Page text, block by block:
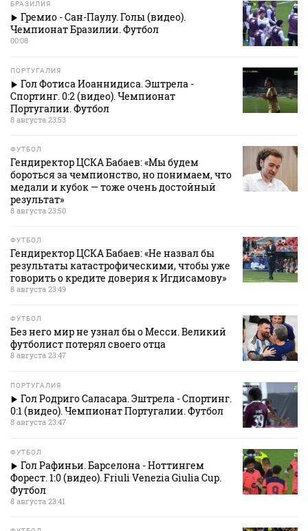
БРАЗИЛИЯ
Гремио - Сан-Паулу. Голы (видео).
Чемпионат Бразилии. Футбол
00:08
ПОРТУГАЛИЯ
Гол Фотиса Иоаннидиса. Эштрела -
Спортинг. 0:2 (видео). Чемпионат
Португалии. Футбол
8 августа 23:53
ФУТБОЛ
Гендиректор ЦСКА Бабаев: «Мы будем
бороться за чемпионство, но понимаем, что
медали и кубок — тоже очень достойный
результат»
8 августа 23:50
ФУТБОЛ
Гендиректор ЦСКА Бабаев: «Не назвал бы
результаты катастрофическими, чтобы уже
говорить о кредите доверия к Игдисамову»
8 августа 23:49
ФУТБОЛ
Без него мир не узнал бы о Месси. Великий
футболист потерял своего отца
8 августа 23:47
ПОРТУГАЛИЯ
Гол Родриго Саласара. Эштрела - Спортинг.
0:1 (видео). Чемпионат Португалии. Футбол
8 августа 23:47
ФУТБОЛ
Гол Рафиньи. Барселона - Ноттингем
Форест. 1:0 (видео). Friuli Venezia Giulia Cup.
Футбол
8 августа 23:41